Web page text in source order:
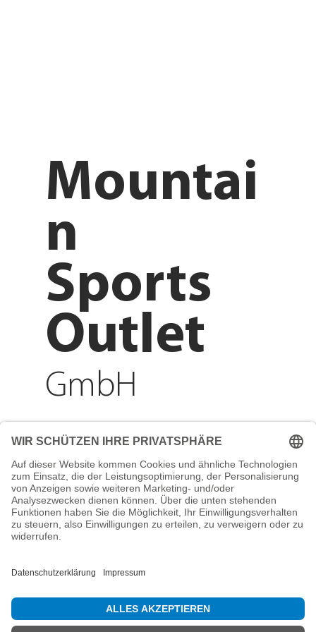
Adresse
Reichenberger Str. 1
84130 Dingolfing
Telefon
info@mountain-sports-
Mountai
n
Sports
Outlet
GmbH